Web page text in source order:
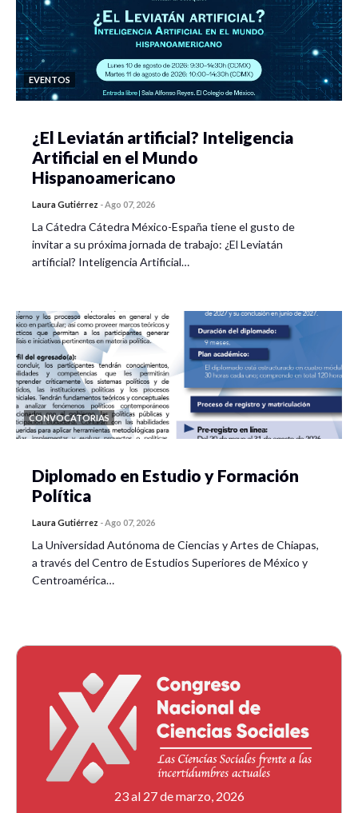
EVENTOS
¿El Leviatán artificial? Inteligencia
Artificial en el Mundo
Hispanoamericano
Laura Gutiérrez -Ago 07, 2026
La Cátedra Cátedra México-España tiene el gusto de
invitar a su próxima jornada de trabajo: ¿El Leviatán
artificial? Inteligencia Artificial…
CONVOCATORIAS
Diplomado en Estudio y Formación
Política
Laura Gutiérrez -Ago 07, 2026
La Universidad Autónoma de Ciencias y Artes de Chiapas,
a través del Centro de Estudios Superiores de México y
Centroamérica…
23 al 27 de marzo, 2026